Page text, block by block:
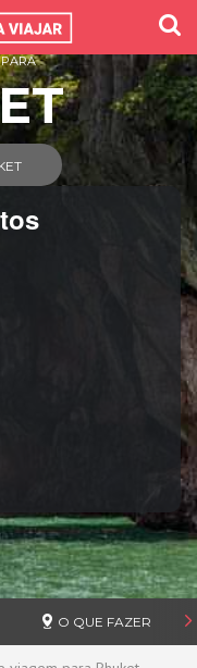
PARA
O QUE FAZER